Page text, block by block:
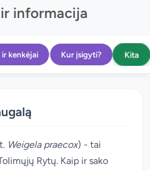
informacija
ir kenkėjai Kur įsigyti? Kita
Weigela praecox) - tai
Rytų. Kaip ir sako